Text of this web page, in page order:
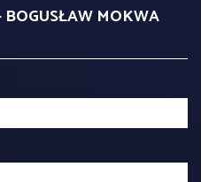
MOKWA